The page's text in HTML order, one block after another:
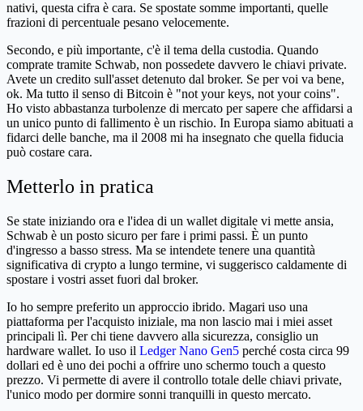
nativi, questa cifra è cara. Se spostate somme importanti, quelle
frazioni di percentuale pesano velocemente.
Secondo, e più importante, c'è il tema della custodia. Quando
comprate tramite Schwab, non possedete davvero le chiavi private.
Avete un credito sull'asset detenuto dal broker. Se per voi va bene,
ok. Ma tutto il senso di Bitcoin è "not your keys, not your coins".
Ho visto abbastanza turbolenze di mercato per sapere che affidarsi a
un unico punto di fallimento è un rischio. In Europa siamo abituati a
fidarci delle banche, ma il 2008 mi ha insegnato che quella fiducia
può costare cara.
Metterlo in pratica
Se state iniziando ora e l'idea di un wallet digitale vi mette ansia,
Schwab è un posto sicuro per fare i primi passi. È un punto
d'ingresso a basso stress. Ma se intendete tenere una quantità
significativa di crypto a lungo termine, vi suggerisco caldamente di
spostare i vostri asset fuori dal broker.
Io ho sempre preferito un approccio ibrido. Magari uso una
piattaforma per l'acquisto iniziale, ma non lascio mai i miei asset
principali lì. Per chi tiene davvero alla sicurezza, consiglio un
hardware wallet. Io uso il Ledger Nano Gen5 perché costa circa 99
dollari ed è uno dei pochi a offrire uno schermo touch a questo
prezzo. Vi permette di avere il controllo totale delle chiavi private,
l'unico modo per dormire sonni tranquilli in questo mercato.